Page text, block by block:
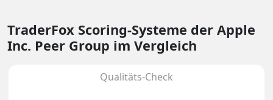
TraderFox Scoring-Systeme der Apple
Inc. Peer Group im Vergleich
Qualitäts-Check